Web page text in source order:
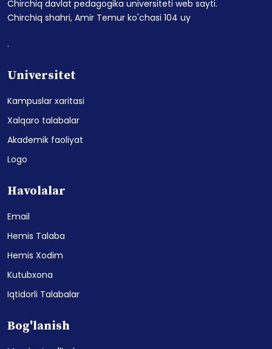
Chirchiq davlat pedagogika universiteti web sayti.
Chirchiq shahri, Amir Temur ko'chasi 104 uy
.
Universitet
Kampuslar xaritasi
Xalqaro talabalar
Akademik faoliyat
Logo
Havolalar
Email
Hemis Talaba
Hemis Xodim
Kutubxona
Iqtidorli Talabalar
Bog'lanish